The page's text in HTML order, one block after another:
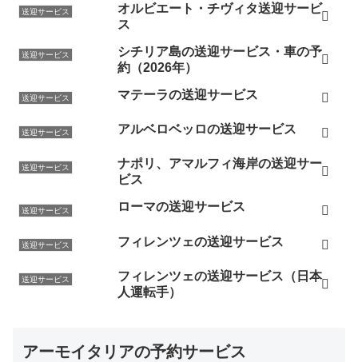
てもお礼を伝えたくて連絡させて頂きました。また絶対
ず参考にしますね。ありがとうございました。（ベネチ
ア、フィレンツェ、ローマ、2023年5月7日）
素早い対応ありがとうございました。（ローマ
「Ristorante TEMA 」、「La Carborana」、2023年4月3
お世話になります。レストラン予約ありがとうございま
ベネチアの３軒「
Osteria Ai Promessi Sposi
Cantina
Do Spade
」「Osteria alle Testiere」の予約大変お世話に
2日目のCantina Do Spadeさんがとてもよかったです。遅
い時間にも関わらず満席の店内、そしてお店の周りはす
賑わっているシチュエーションも素敵でしたし、ほぼ全
送迎サービス
オルビエート・チヴィタ送迎サービ
ス
送迎サービス
シチリア島の送迎サービス・車の予
約（2026年）
送迎サービス マテーラの送迎サービス
送迎サービス アルベロベッロの送迎サービス
送迎サービス
ナポリ、アマルフィ海岸の送迎サー
ビス
送迎サービス ローマの送迎サービス
送迎サービス フィレンツェの送迎サービス
送迎サービス
フィレンツェの送迎サービス（日本
人運転手）
アーモイタリアの予約サービス